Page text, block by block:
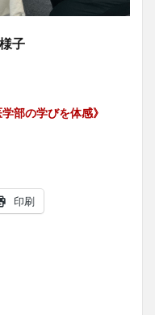
子
部の学びを体感》
印刷